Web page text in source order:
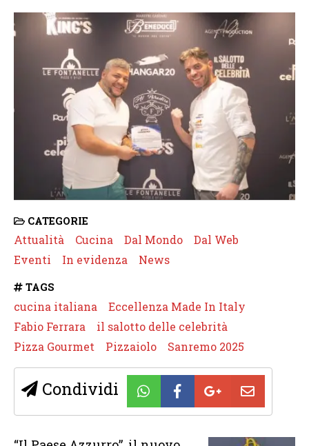
CATEGORIE
Attualità Cucina Dal Mondo
Dal Web
Eventi
In evidenza News
TAGS
cucina italiana
Eccellenza Made In Italy
Fabio Ferrara
il salotto delle celebrità
Pizza Gourmet
Pizzaiolo Sanremo 2025
Condividi